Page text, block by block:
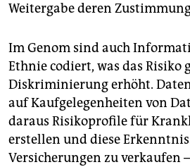
Weitergabe deren
Im Genom sind auch
Ethnie codiert, was das Risiko
Diskriminierung erhöht.
auf Kaufgelegenheiten von
daraus Risikoprofile für
erstellen und diese
Versicherungen zu verkaufen